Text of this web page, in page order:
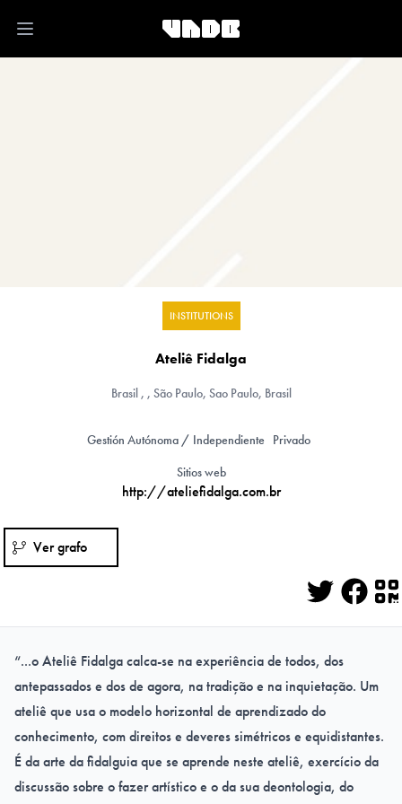
Open main menu
INSTITUTIONS
Ateliê Fidalga
Brasil, , São Paulo, Sao Paulo, Brasil
Gestión Autónoma / Independiente Privado
Sitios web
http://ateliefidalga.com.br
Ver grafo
Twitter
“...o Ateliê Fidalga calca-se na experiência de todos, dos
antepassados e dos de agora, na tradição e na inquietação. Um
ateliê que usa o modelo horizontal de aprendizado do
conhecimento, com direitos e deveres simétricos e equidistantes.
É da arte da fidalguia que se aprende neste ateliê, exercício da
discussão sobre o fazer artístico e o da sua deontologia, do